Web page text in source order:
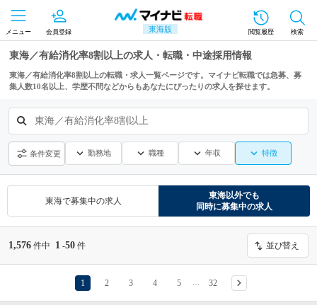
東海版
メニュー 会員登録 閲覧履歴 検索
東海／有給消化率8割以上の求人・転職・中途採用情報
東海／有給消化率8割以上の転職・求人一覧ページです。マイナビ転職では急募、募
集人数10名以上、学歴不問などからもあなたにぴったりの求人を探せます。
東海／有給消化率8割以上
条件変更 勤務地 職種 年収 特徴
東海で募集中の求人
東海以外でも
同時に募集中の求人
1,576 件中 1 -50 件 並び替え
1 2 3 4 5 32